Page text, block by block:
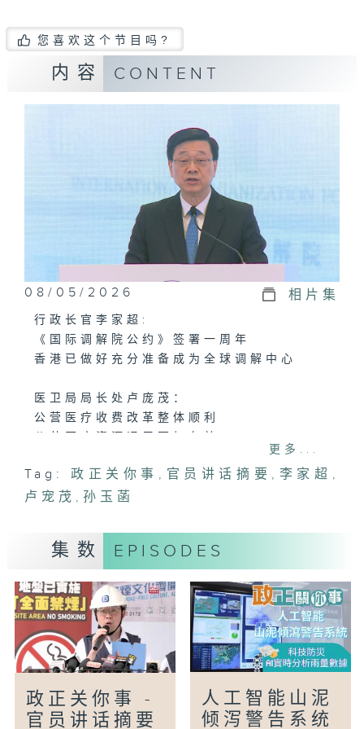
您喜欢这个节目吗?
内容 CONTENT
08/05/2026 相片集
行政长官李家超:
《国际调解院公约》签署一周年
香港已做好充分准备成为全球调解中心
医卫局局长处卢庞茂：
公营医疗收费改革整体顺利
劳福局局长孙玉菡：
四间社区亲子中心均已启用
反响良好将继续拓展
更多...
Tag: 政正关你事 , 官员讲话摘要 , 李家超 ,
卢宠茂 ,孙玉菡
集数 EPISODES
政正关你事 -
官员讲话摘要
人工智能山泥
倾泻警告系统